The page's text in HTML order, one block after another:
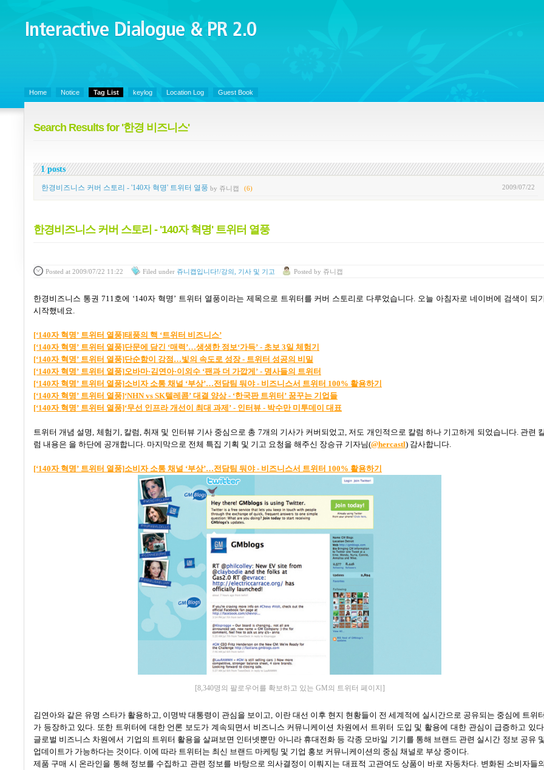
Interactive Dialogue &
PR 2.0
Home Notice Tag List keylog Location Log Guest Book
Search Results for '한경 비즈니스'
1 posts
2009/07/22
한경비즈니스 커버 스토리 - '140자 혁명' 트위터 열풍 by 쥬니캡 (6)
한경비즈니스 커버 스토리 - '140자 혁명' 트위터 열풍
Posted at 2009/07/22 11:22 Filed under 쥬니캡입니다!/강의, 기사 및 기고 Posted by 쥬니캡
한경비즈니스 통권 711호에 ‘140자 혁명 ’ 트위터 열풍이라는 제목으로 트위터를 커버 스토리로 다루었습니다. 오늘 아침자로 네이버에 검색이 되기
시작했네요.
[‘140자 혁명’ 트위터 열풍]태풍의 핵 ‘트위터 비즈니스’
[‘140자 혁명’ 트위터 열풍]단문에 담긴 ‘매력’…생생한 정보‘가득’ - 초보 3일 체험기
[‘140자 혁명’ 트위터 열풍]단순함이 강점…빛의 속도로 성장 - 트위터 성공의 비밀
[‘140자 혁명’ 트위터 열풍]오바마·김연아·이외수 ‘팬과 더 가깝게’ - 명사들의 트위터
[‘140자 혁명’ 트위터 열풍]소비자 소통 채널 ‘부상’…전담팀 둬야 - 비즈니스서 트위터 100% 활용하기
[‘140자 혁명’ 트위터 열풍]‘NHN vs SK텔레콤’ 대결 양상 - ‘한국판 트위터’ 꿈꾸는 기업들
[‘140자 혁명’ 트위터 열풍]‘무선 인프라 개선이 최대 과제’ - 인터뷰 - 박수만 미투데이 대표
트위터 개념 설명, 체험기, 칼럼, 취재 및 인터뷰 기사 중심으로 총 7개의 기사가 커버되었고, 저도 개인적으로 칼럼 하나 기고하게 되었습니다. 관련
럼 내용은 을 하단에 공개합니다. 마지막으로 전체 특집 기획 및 기고 요청을 해주신 장승규 기자님(@hercastl) 감사합니다.
[‘140자 혁명’ 트위터 열풍]소비자 소통 채널 ‘부상’…전담팀 둬야 - 비즈니스서 트위터 100% 활용하기
[8,340명의 팔로우어를 확보하고 있는 GM의 트위터 페이지]
김연아와 같은 유명 스타가 활용하고 이명박 대통령이 관심을 보이고
이란 대선 이후 현지 현황들이 전 세계적에 실시간으로 공유되는 중심에 트위터
가 등장하고 있다 또한 트위터에 대한 언론 보도가 계속되면서 비즈니스 커뮤니케이션 차원에서 트위터 도입 및 활용에 대한 관심이 급증하고 있다
글로벌 비즈니스 차원에서 기업의 트위터 활용을 살펴보면 인터넷뿐만 아니라 휴대전화 등 각종 모바일 기기를 통해 브랜드 관련 실시간 정보 공유 및
업데이트가 가능하다는 것이다 이에 따라 트위터는 최신 브랜드 마케팅 및 기업 홍보 커뮤니케이션의 중심 채널로 부상 중이다
제품 구매 시 온라인을 통해 정보를 수집하고 관련 정보를 바탕으로 의사결정이 이뤄지는 대표적 고관여도 상품이 바로 자동차다 변화된 소비자들의